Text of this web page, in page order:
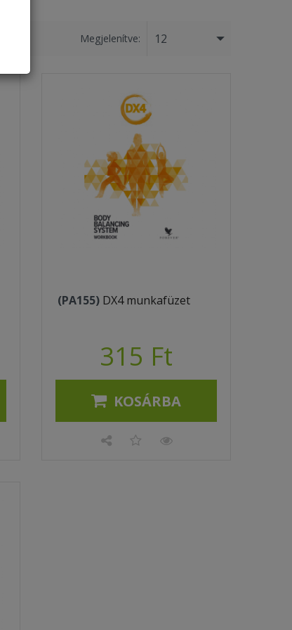
Megjelenítve: 12
(PA155) DX4 munkafüzet
315 Ft
KOSÁRBA